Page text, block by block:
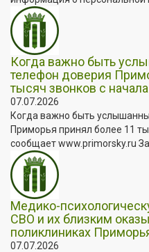
Когда важно быть
телефон доверия
тысяч звонков с
07.07.2026
Когда важно быть
Приморья принял более 11
сообщает www.primorsky.ru За
Медико-
СВО и их близким
поликлиниках
07.07.2026